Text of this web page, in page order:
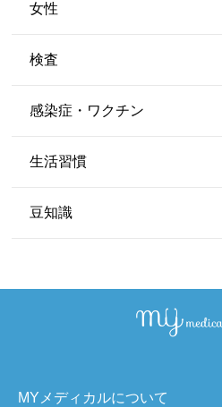
女性
検査
感染症・ワクチン
生活習慣
豆知識
MYメディカルについて